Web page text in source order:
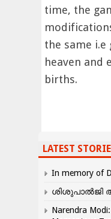
time, the
the same i.e
heaven and
births.
LATEST
In memory of
ശിശുപാൽജി
Narendra